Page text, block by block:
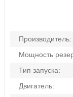
Производитель:
Мощность
Тип запуска:
Двигатель: